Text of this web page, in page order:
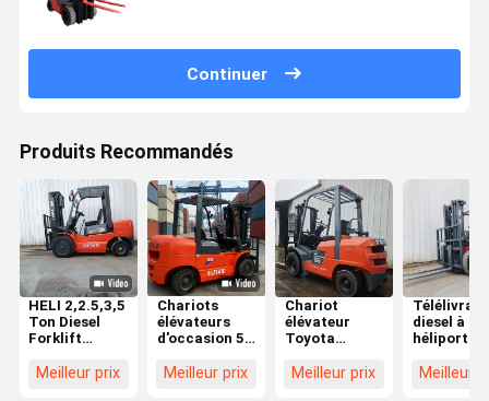
Continuer
Produits Recommandés
HELI 2,2.5,3,5
Ton Diesel
Forklift
excellent état
Meilleur prix
Chariots
élévateurs
d'occasion 5t
Fournisseurs
Meilleur prix
Chariot
élévateur
Toyota
tonnes GPL
Meilleur prix
diesel à
héliport de
rouge avec
Meilleur